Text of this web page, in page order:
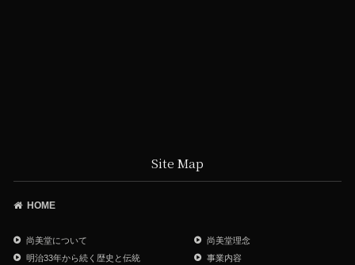
Site Map
HOME
尚美堂について
尚美堂理念
明治33年から続く歴史と伝統
事業内容